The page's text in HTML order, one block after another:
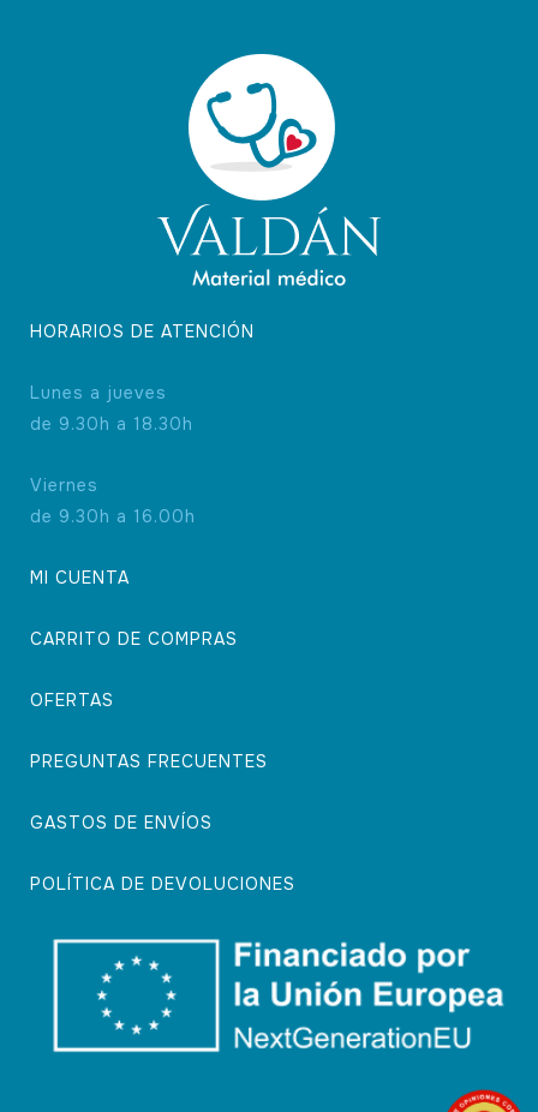
HORARIOS DE ATENCIÓN
Lunes a jueves
de 9.30h a 18.30h
Viernes
de 9.30h a 16.00h
MI CUENTA
CARRITO DE COMPRAS
OFERTAS
PREGUNTAS FRECUENTES
GASTOS DE ENVÍOS
POLÍTICA DE DEVOLUCIONES